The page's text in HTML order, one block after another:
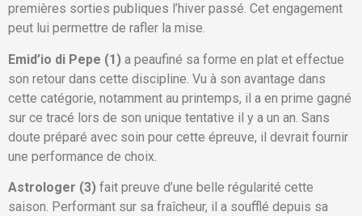
premières sorties publiques l’hiver passé. Cet engagement
peut lui permettre de rafler la mise.
Emid’io di Pepe (1) a peaufiné sa forme en plat et effectue
son retour dans cette discipline. Vu à son avantage dans
cette catégorie, notamment au printemps, il a en prime gagné
sur ce tracé lors de son unique tentative il y a un an. Sans
doute préparé avec soin pour cette épreuve, il devrait fournir
une performance de choix.
Astrologer (3) fait preuve d’une belle régularité cette
saison. Performant sur sa fraîcheur, il a soufflé depuis sa